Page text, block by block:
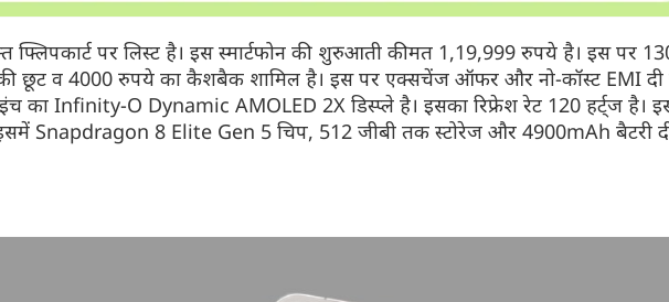
फ्लिपकार्ट पर लिस्ट है। इस स्मार्टफोन की शुरुआती कीमत 1,19,999 रुपये है। इस पर
छूट व 4000 रुपये का कैशबैक शामिल है। इस पर एक्सचेंज ऑफर और नो-कॉस्ट EMI दी
का Infinity-O Dynamic AMOLED 2X डिस्प्ले है। इसका रिफ्रेश रेट 120 हर्ट्ज है।
Snapdragon 8 Elite Gen 5 चिप, 512 जीबी तक स्टोरेज और 4900mAh बैटरी